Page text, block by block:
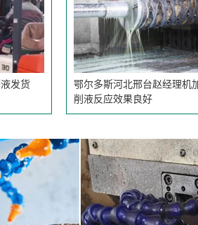
鄂尔多斯河北邢台赵经理机加工用我公司切
削液反应效果良好